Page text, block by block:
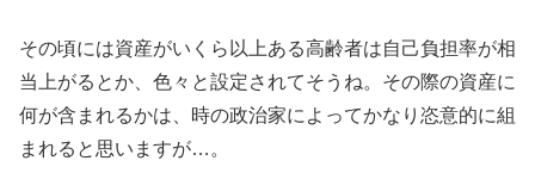
その頃には資産がいくら以上ある高齢者は自己負担率が相
当上がるとか、色々と設定されてそうね。その際の資産に
何が含まれるかは、時の政治家によってかなり恣意的に組
まれると思いますが…。